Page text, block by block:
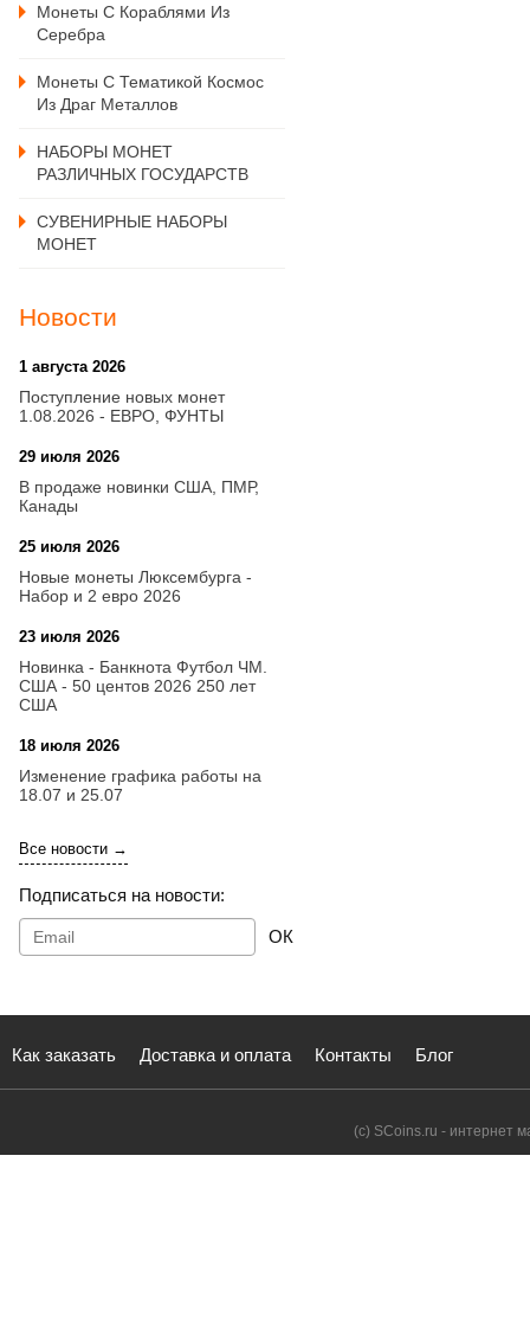
Монеты С Кораблями Из
Серебра
Монеты С Тематикой Космос
Из Драг Металлов
НАБОРЫ МОНЕТ
РАЗЛИЧНЫХ ГОСУДАРСТВ
СУВЕНИРНЫЕ НАБОРЫ
МОНЕТ
Новости
1 августа 2026
Поступление новых монет
1.08.2026 - ЕВРО, ФУНТЫ
29 июля 2026
В продаже новинки США, ПМР,
Канады
25 июля 2026
Новые монеты Люксембурга -
Набор и 2 евро 2026
23 июля 2026
Новинка - Банкнота Футбол ЧМ.
США - 50 центов 2026 250 лет
США
18 июля 2026
Изменение графика работы на
18.07 и 25.07
Все новости →
Подписаться на новости:
ОК
Как заказать Доставка и оплата Контакты Блог
(с) SCoins.ru - интернет